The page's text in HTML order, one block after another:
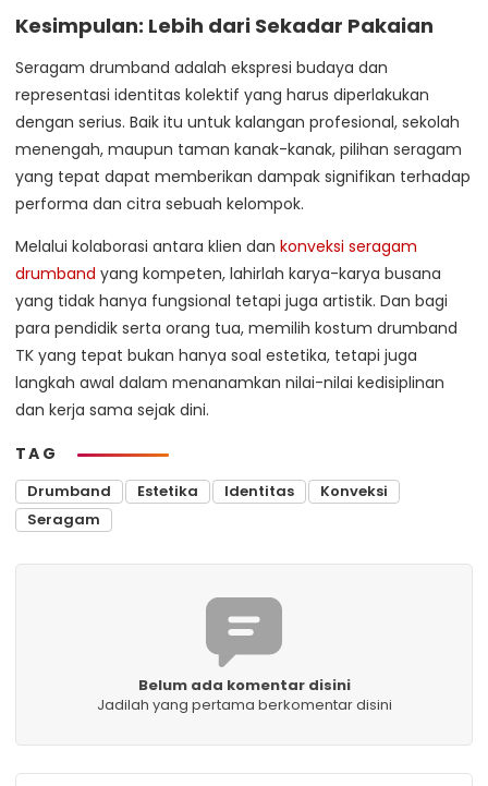
Kesimpulan: Lebih dari Sekadar Pakaian
Seragam drumband adalah ekspresi budaya dan
representasi identitas kolektif yang harus diperlakukan
dengan serius. Baik itu untuk kalangan profesional, sekolah
menengah, maupun taman kanak-kanak, pilihan seragam
yang tepat dapat memberikan dampak signifikan terhadap
performa dan citra sebuah kelompok.
Melalui kolaborasi antara klien dan konveksi seragam
drumband yang kompeten, lahirlah karya-karya busana
yang tidak hanya fungsional tetapi juga artistik. Dan bagi
para pendidik serta orang tua, memilih kostum drumband
TK yang tepat bukan hanya soal estetika, tetapi juga
langkah awal dalam menanamkan nilai-nilai kedisiplinan
dan kerja sama sejak dini.
TAG
Drumband Estetika Identitas
Konveksi
Seragam
Belum ada komentar disini
Jadilah yang pertama berkomentar disini